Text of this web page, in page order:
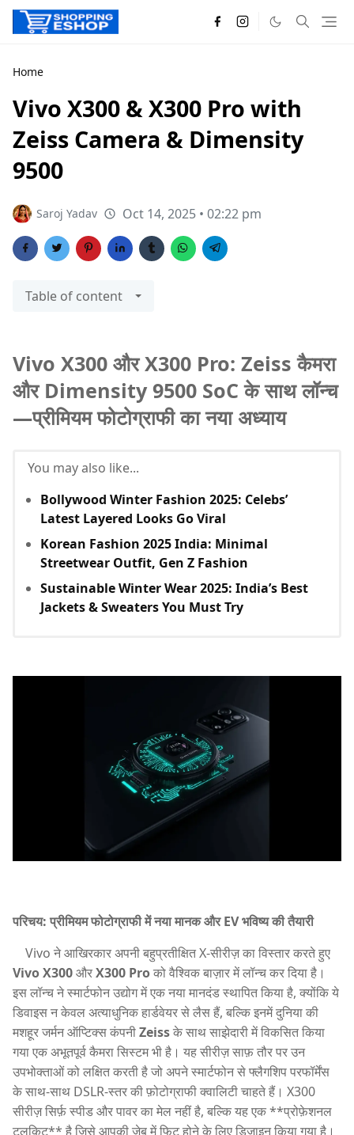
Home
Vivo X300 & X300 Pro with
Zeiss Camera & Dimensity
9500
Saroj Yadav Oct 14, 2025 • 02:22 pm
Table of content
Vivo X300 और X300 Pro: Zeiss कैमरा
और Dimensity 9500 SoC के साथ लॉन्च
—प्रीमियम फोटोग्राफी का नया अध्याय
You may also like...
Bollywood Winter Fashion 2025: Celebs’
Latest Layered Looks Go Viral
Korean Fashion 2025 India: Minimal
Streetwear Outfit, Gen Z Fashion
Sustainable Winter Wear 2025: India’s Best
Jackets & Sweaters You Must Try
परिचय: प्रीमियम फोटोग्राफी में नया मानक और EV भविष्य की तैयारी
Vivo ने आखिरकार अपनी बहुप्रतीक्षित X-सीरीज़ का विस्तार करते हुए
Vivo X300औरX300 Proको वैश्विक बाज़ार में लॉन्च कर दिया है।
इस लॉन्च ने स्मार्टफोन उद्योग में एक नया मानदंड स्थापित किया है, क्योंकि ये
डिवाइस न केवल अत्याधुनिक हार्डवेयर से लैस हैं, बल्कि इनमें दुनिया की
मशहूर जर्मन ऑप्टिक्स कंपनीZeissके साथ साझेदारी में विकसित किया
गया एक अभूतपूर्व कैमरा सिस्टम भी है। यह सीरीज़ साफ़ तौर पर उन
उपभोक्ताओं को लक्षित करती है जो अपने स्मार्टफोन से फ्लैगशिप परफॉर्मेंस
के साथ-साथ DSLR-स्तर की फ़ोटोग्राफी क्वालिटी चाहते हैं। X300
सीरीज़ सिर्फ़ स्पीड और पावर का मेल नहीं है, बल्कि यह एक **प्रोफ़ेशनल
टूलकिट** है जिसे आपकी जेब में फिट होने के लिए डिज़ाइन किया गया है।